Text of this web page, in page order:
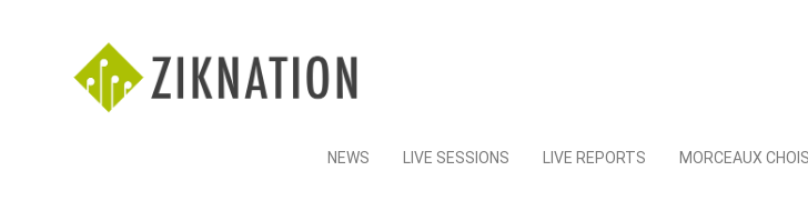
Skip
NEWS LIVE SESSIONS LIVE REPORTS MORCEAUX